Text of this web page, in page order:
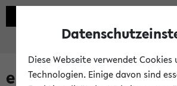
eKVV News
Diese Webseite verwendet
Technologien. Einige davon sind